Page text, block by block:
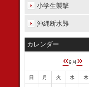
小学生襲撃
沖縄断水難
カレンダー
«9月 »
日 月 火 水 木